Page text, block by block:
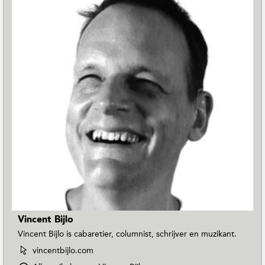
Vincent Bijlo
Vincent Bijlo is cabaretier, columnist, schrijver en muzikant.
W
vincentbijlo.com